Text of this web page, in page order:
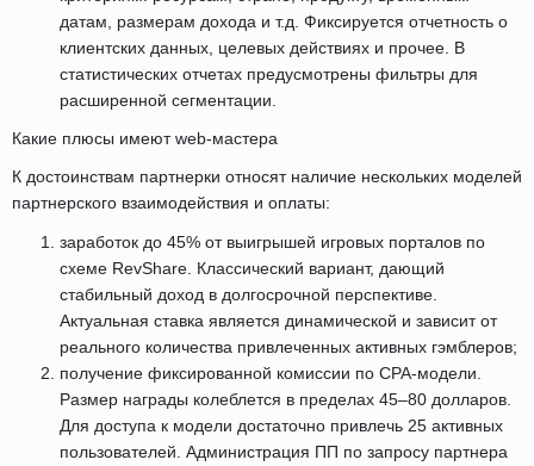
датам, размерам дохода и т.д. Фиксируется отчетность о
клиентских данных, целевых действиях и прочее. В
статистических отчетах предусмотрены фильтры для
расширенной сегментации.
Какие плюсы имеют web-мастера
К достоинствам партнерки относят наличие нескольких моделей
партнерского взаимодействия и оплаты:
заработок до 45% от выигрышей игровых порталов по
схеме RevShare. Классический вариант, дающий
стабильный доход в долгосрочной перспективе.
Актуальная ставка является динамической и зависит от
реального количества привлеченных активных гэмблеров;
получение фиксированной комиссии по СРА-модели.
Размер награды колеблется в пределах 45–80 долларов.
Для доступа к модели достаточно привлечь 25 активных
пользователей. Администрация ПП по запросу партнера